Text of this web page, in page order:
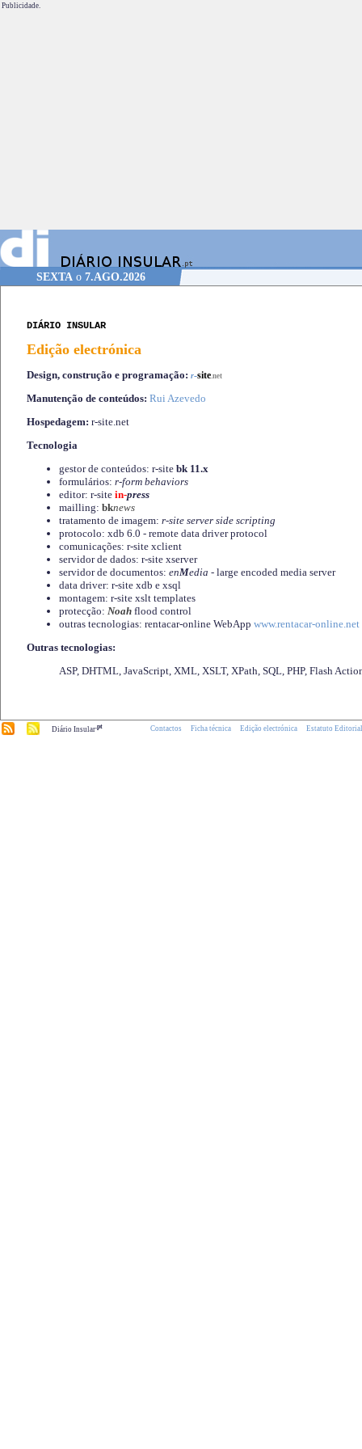
Publicidade.
SEXTA o 7.AGO.2026
DIÁRIO INSULAR
Edição electrónica
Design, construção e programação: r-site.net
Manutenção de conteúdos: Rui Azevedo
Hospedagem: r-site.net
Tecnologia
gestor de conteúdos: r-site bk 11.x
formulários: r-form behaviors
editor: r-site in-press
mailling: bknews
tratamento de imagem: r-site server side scripting
protocolo: xdb 6.0 - remote data driver protocol
comunicações: r-site xclient
servidor de dados: r-site xserver
servidor de documentos: enMedia - large encoded media server
data driver: r-site xdb e xsql
montagem: r-site xslt templates
protecção: Noah flood control
outras tecnologias: rentacar-online WebApp www.rentacar-online.net
Outras tecnologias:
ASP, DHTML, JavaScript, XML, XSLT, XPath, SQL, PHP, Flash
Diário Insular.pt Contactos Ficha técnica Edição electrónica Estatuto Editorial